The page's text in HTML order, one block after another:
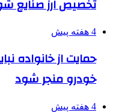
تخصیص ارز صنایع
4 هفته پیش
حمایت از خانواده
خودرو منجر شود
4 هفته پیش